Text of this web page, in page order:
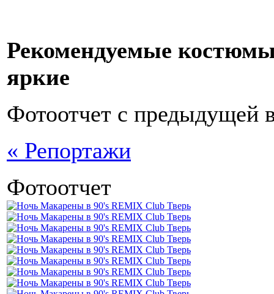
Рекомендуемые
яркие
Фотоотчет с предыдущей
« Репортажи
Фотоотчет